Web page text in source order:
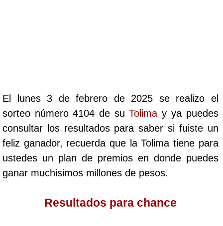
Cafeterito Noche
Caribeña Día
Caribeña Noche
El lunes 3 de febrero de 2025 se realizo el
sorteo número 4104 de suTolima y ya puedes
consultar los resultados para saber si fuiste un
feliz ganador, recuerda que la Tolima tiene para
ustedes un plan de premios en donde puedes
ganar muchisimos millones de pesos.
Resultados para chance